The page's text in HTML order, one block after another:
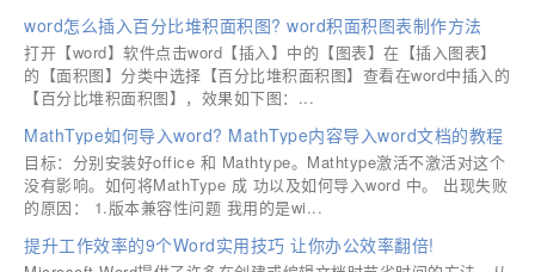
word怎么插入百分比堆积面积图? word积面积图表制作方法
打开【word】软件点击word【插入】中的【图表】在【插入图表】
的【面积图】分类中选择【百分比堆积面积图】查看在word中插入的
【百分比堆积面积图】，效果如下图：...
MathType如何导入word? MathType内容导入word文档的教程
目标：分别安装好office 和 Mathtype。Mathtype激活不激活对这个
没有影响。如何将MathType 成 功以及如何导入word 中。 出现失败
的原因： 1.版本兼容性问题 我用的是wi...
提升工作效率的9个Word实用技巧 让你办公效率翻倍!